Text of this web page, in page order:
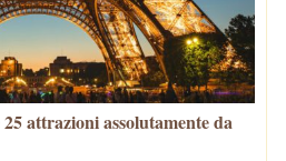
attrazioni assolutamente da